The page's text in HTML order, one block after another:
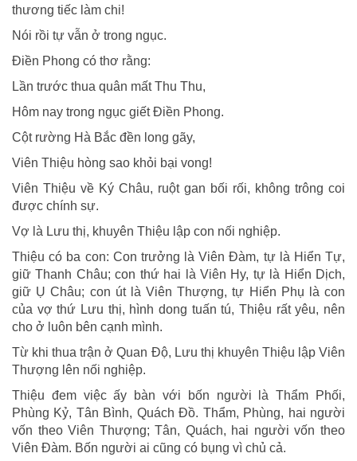
thương tiếc làm chi!
Nói rồi tự vẫn ở trong ngục.
Điền Phong có thơ rằng:
Lần trước thua quân mất Thu Thu,
Hôm nay trong ngục giết Điền Phong.
Cột rường Hà Bắc đền long gãy,
Viên Thiệu hòng sao khỏi bại vong!
Viên Thiệu về Ký Châu, ruột gan bối rối, không trông coi
được chính sự.
Vợ là Lưu thị, khuyên Thiệu lập con nối nghiệp.
Thiệu có ba con: Con trưởng là Viên Đàm, tự là Hiển Tự,
giữ Thanh Châu; con thứ hai là Viên Hy, tự là Hiển Dịch,
giữ Ụ Châu; con út là Viên Thượng, tự Hiển Phụ là con
của vợ thứ Lưu thị, hình dong tuấn tú, Thiệu rất yêu, nên
cho ở luôn bên cạnh mình.
Từ khi thua trận ở Quan Độ, Lưu thị khuyên Thiệu lập Viên
Thượng lên nối nghiệp.
Thiệu đem việc ấy bàn với bốn người là Thẩm Phối,
Phùng Kỷ, Tân Bình, Quách Đồ. Thẩm, Phùng, hai người
vốn theo Viên Thượng; Tân, Quách, hai người vốn theo
Viên Đàm. Bốn người ai cũng có bụng vì chủ cả.